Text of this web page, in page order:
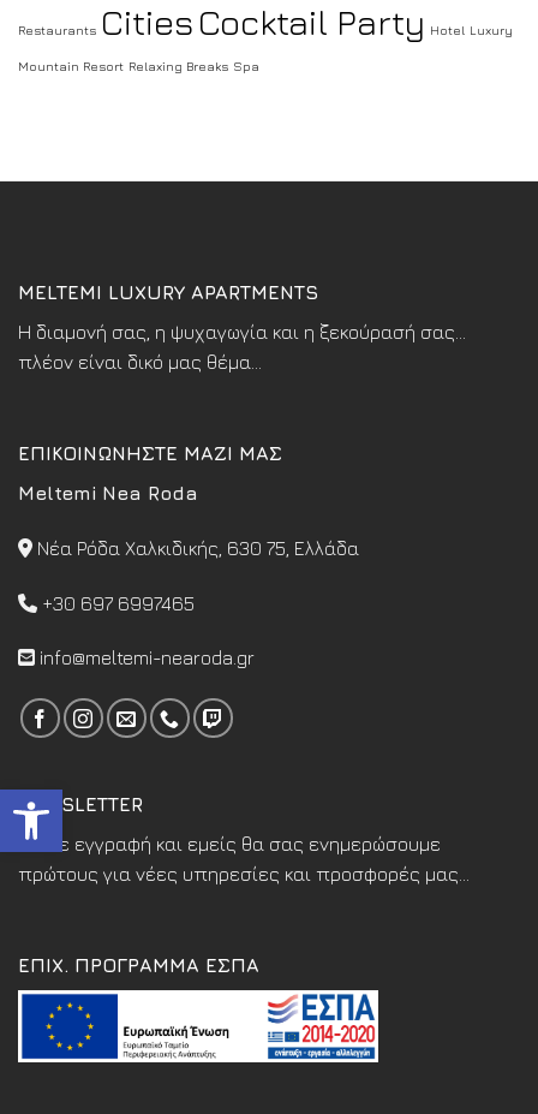
Ανοίξτε τη γραμμή
Restaurants Cities Cocktail Party Hotel Luxury
Mountain Resort Relaxing Breaks Spa
MELTEMI LUXURY APARTMENTS
Η διαμονή σας, η ψυχαγωγία και η ξεκούρασή σας...
πλέον είναι δικό μας θέμα...
ΕΠΙΚΟΙΝΩΝΗΣΤΕ ΜΑΖΙ ΜΑΣ
Meltemi Nea Roda
Νέα Ρόδα Χαλκιδικής, 630 75, Ελλάδα
+30 697 6997465
info@meltemi-nearoda.gr
NEWSLETTER
Κάντε εγγραφή και εμείς θα σας ενημερώσουμε
πρώτους για νέες υπηρεσίες και προσφορές μας...
ΕΠΙΧ. ΠΡΟΓΡΑΜΜΑ ΕΣΠΑ